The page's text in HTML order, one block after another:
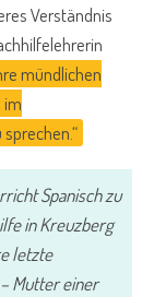
Verständnis
mündlichen
im
Spanisch zu
in Kreuzberg
letzte
Mutter einer